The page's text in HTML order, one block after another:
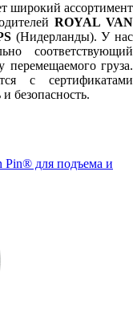
широкий ассортимент
ROYAL VAN
(Нидерланды). У нас
соответствующий
груза.
с сертификатами
безопасность.
Pin® для подъема и